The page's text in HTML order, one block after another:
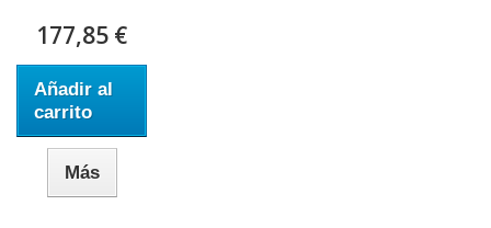
177,85 €
Añadir al
carrito
Más